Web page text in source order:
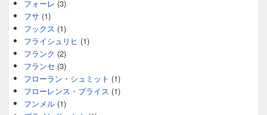
フォーレ (3)
フサ (1)
フックス (1)
フライシュリヒ (1)
フランク (2)
フランセ (3)
フローラン・シュミット (1)
フローレンス・プライス (1)
フンメル (1)